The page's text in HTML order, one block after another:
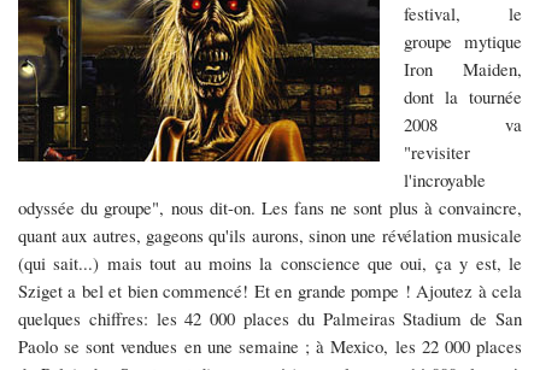
festival, le
groupe mytique
Iron Maiden,
dont la tournée
2008 va
"revisiter
l'incroyable
odyssée du groupe", nous dit-on. Les fans ne sont plus à convaincre,
quant aux autres, gageons qu'ils aurons, sinon une révélation musicale
(qui sait...) mais tout au moins la conscience que oui, ça y est, le
Sziget a bel et bien commencé! Et en grande pompe ! Ajoutez à cela
quelques chiffres: les 42 000 places du Palmeiras Stadium de San
Paolo se sont vendues en une semaine ; à Mexico, les 22 000 places